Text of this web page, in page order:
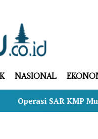
NASIONAL
KMP Mutiara Sentosa